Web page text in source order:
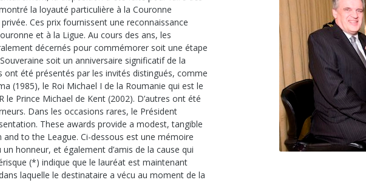
la loyauté particulière à la Couronne
Ces prix fournissent une reconnaissance
et à la Ligue. Au cours des ans, les
décernés pour commémorer soit une étape
soit un anniversaire significatif de la
été présentés par les invités distingués, comme
(1985), le Roi Michael I de la Roumanie qui est le
le Prince Michael de Kent (2002). D’autres ont été
Dans les occasions rares, le Président
These awards provide a modest, tangible
to the League. Ci-dessous est une mémoire
honneur, et également d’amis de la cause qui
(*) indique que le lauréat est maintenant
laquelle le destinataire a vécu au moment de la